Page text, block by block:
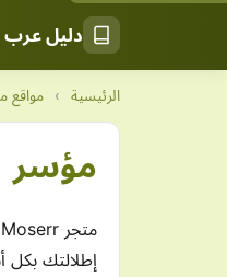
دليل عرب 180
الرئيسية › مواقع
مؤسر
إطلالتك بكل